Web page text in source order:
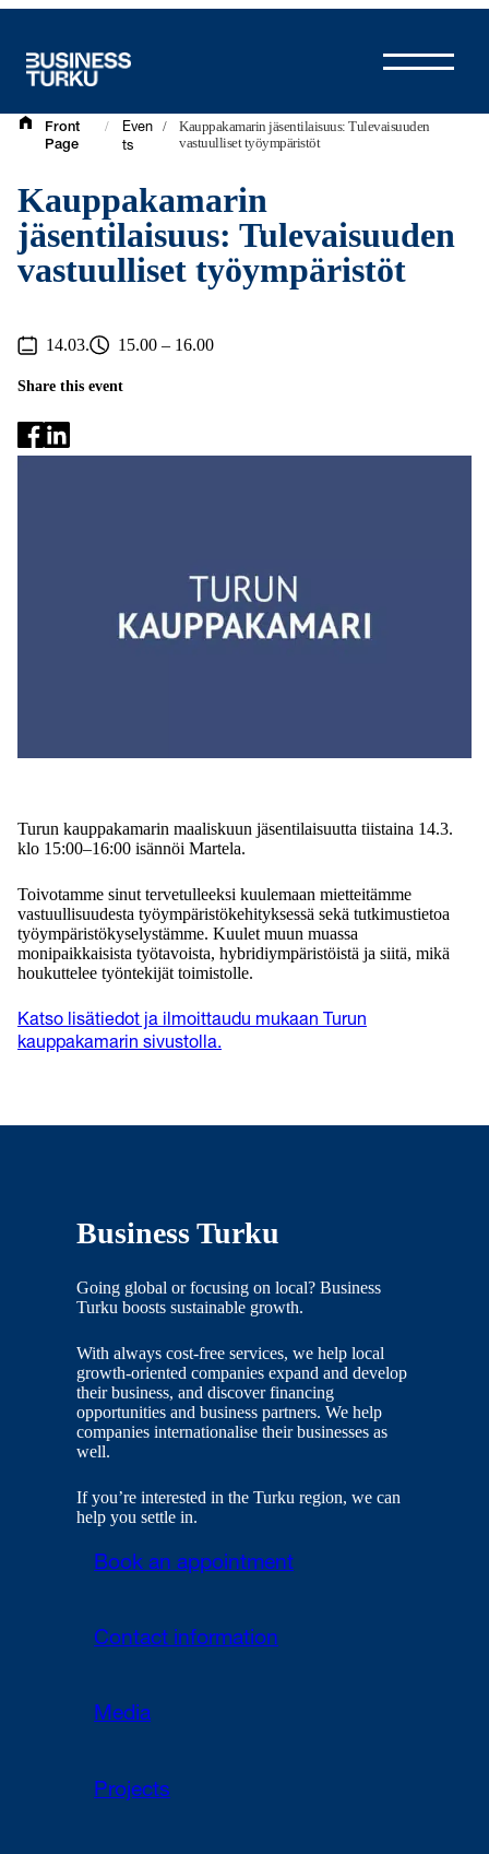
content
Front
Page
/
Even
ts
/
Kauppakamarin jäsentilaisuus: Tulevaisuuden
vastuulliset työympäristöt
Kauppakamarin
jäsentilaisuus: Tulevaisuuden
vastuulliset työympäristöt
14.03. 15.00 – 16.00
Share this event
Turun kauppakamarin maaliskuun jäsentilaisuutta tiistaina 14.3.
klo 15:00–16:00 isännöi Martela.
Toivotamme sinut tervetulleeksi kuulemaan mietteitämme
vastuullisuudesta työympäristökehityksessä sekä tutkimustietoa
työympäristökyselystämme. Kuulet muun muassa
monipaikkaisista työtavoista, hybridiympäristöistä ja siitä, mikä
houkuttelee työntekijät toimistolle.
Katso lisätiedot ja ilmoittaudu mukaan Turun
kauppakamarin sivustolla.
Business Turku
Going global or focusing on local? Business
Turku boosts sustainable growth.
With always cost-free services, we help local
growth-oriented companies expand and develop
their business, and discover financing
opportunities and business partners. We help
companies internationalise their businesses as
well.
If you’re interested in the Turku region, we can
help you settle in.
Book an appointment
Contact information
Media
Projects